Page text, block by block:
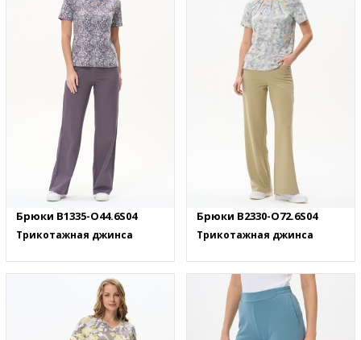
Брюки B1335-O44.6S04
Трикотажная джинса
Брюки B2330-O72.6S04
Трикотажная джинса